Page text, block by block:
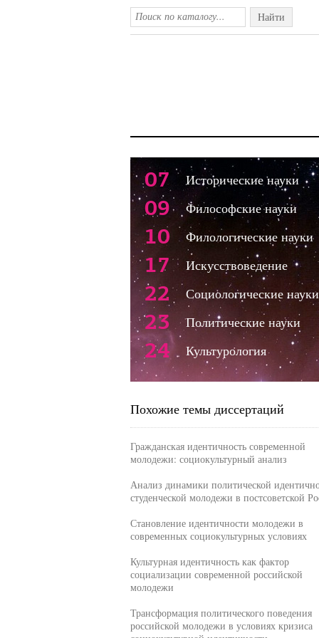
Найти
07 Исторические науки
09 Философские науки
10 Филологические науки
17 Искусствоведение
22 Социологические науки
23 Политические науки
24 Культурология
Похожие темы диссертаций
Гражданская идентичность современной
молодежи: социокультурный анализ
Анализ динамики политической
студенческой молодежи в постсоветской
Становление идентичности молодежи в
современных социокультурных условиях
Культурная идентичность как фактор
социализации современной российской
молодежи
Трансформация политического поведения
российской молодежи в условиях кризиса